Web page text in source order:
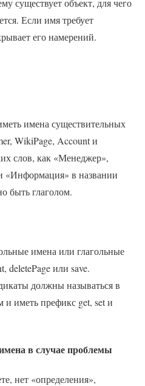
существует объект, для чего
Если имя требует
его намерений.
имена существительных
WikiPage, Account и
слов, как «Менеджер»,
«Информация» в названии
быть глаголом.
имена или глагольные
deletePage или save.
должны называться в
и иметь префикс get, set и
в случае проблемы
нет «определения»,